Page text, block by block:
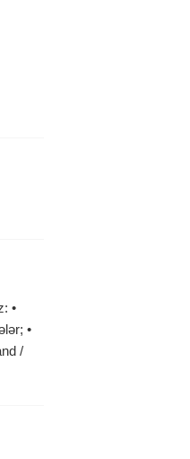
•
•
/